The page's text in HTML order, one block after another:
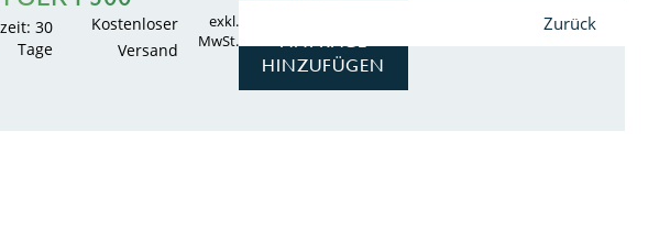
30
Tage
Kostenloser
Versand
exkl.
MwSt.
ANFRAGE
HINZUFÜGEN
Zurück